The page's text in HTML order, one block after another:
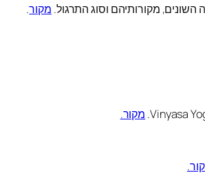
השונים, מקורותיהם וסוג התרגול. מקור.
מקור.